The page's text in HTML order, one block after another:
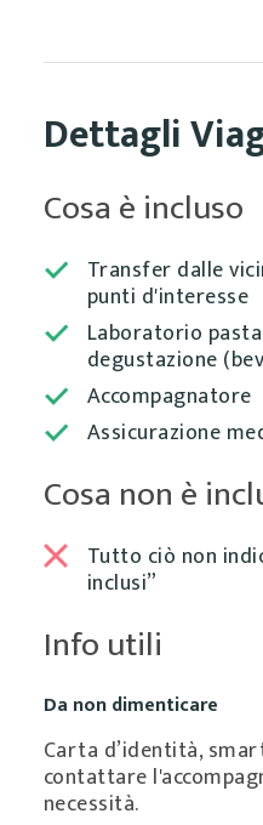
Dettagli
Cosa è incluso
Transfer dalle
punti d'interesse
Laboratorio
degustazione
Accompagnatore
Assicurazione
Cosa non è
Tutto ciò non
inclusi”
Info utili
Da non dimenticare
Carta d’identità,
contattare
necessità.